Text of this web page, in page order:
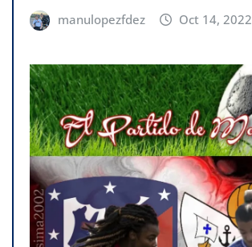
manulopezfdez Oct 14, 2022